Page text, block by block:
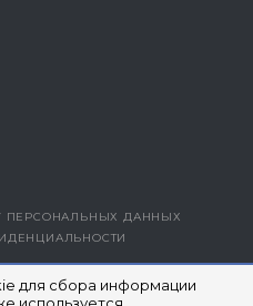
для сбора информации
ПЕЧАТИ
ПЕРСОНАЛЬНЫХ ДАННЫХ